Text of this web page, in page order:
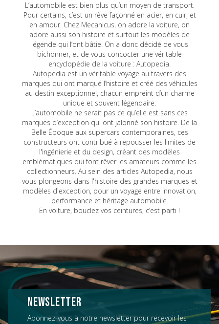
L’automobile est bien plus qu’un moyen de transport.
Pour certains, c’est un rêve façonné en acier, en cuir, et
en amour. Chez Mecanicus, on adore la voiture, on
adore aussi son histoire et surtout les modèles de
légende qui l’ont bâtie. On a donc décidé de vous
bichonner, et de vous concocter une véritable
encyclopédie de la voiture : Autopedia.
Autopedia est un véritable voyage au travers des
marques qui ont marqué l’histoire et créé des véhicules
au destin exceptionnel, chacun empreint d’un charme
unique et souvent légendaire.
L’automobile ne serait pas ce qu’elle est sans ces
marques d’exception qui ont jalonné son histoire. De la
Belle Époque aux supercars contemporaines, ces
constructeurs ont contribué à repousser les limites de
l'ingénierie et du design, créant des modèles
emblématiques qui font rêver les amateurs comme les
collectionneurs. Au sein des articles Autopedia, nous
vous plongeons dans l'histoire des grandes marques et
modèles d'exception, pour un voyage entre innovation,
performance et héritage automobile.
En voiture, bouclez vos ceintures, c’est parti !
NEWSLETTER
Abonnez-vous à notre newsletter pour recevoir les